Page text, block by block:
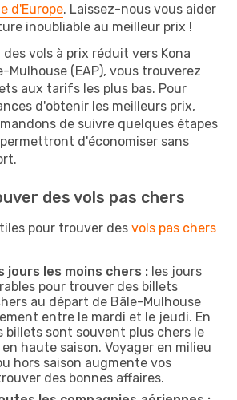
d'Europe. Laissez-nous vous aider
inoubliable au meilleur prix !
vols à prix réduit vers Kona
Mulhouse (EAP), vous trouverez
aux tarifs les plus bas. Pour
d'obtenir les meilleurs prix,
de suivre quelques étapes
d'économiser sans
des vols pas chers
pour trouver des vols pas chers
jours les moins chers : les jours
pour trouver des billets
au départ de Bâle-Mulhouse
entre le mardi et le jeudi. En
billets sont souvent plus chers le
haute saison. Voyager en milieu
hors saison augmente vos
des bonnes affaires.